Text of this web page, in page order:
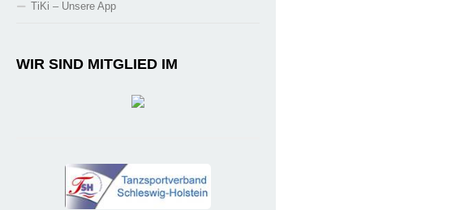
TiKi – Unsere App
WIR SIND MITGLIED IM